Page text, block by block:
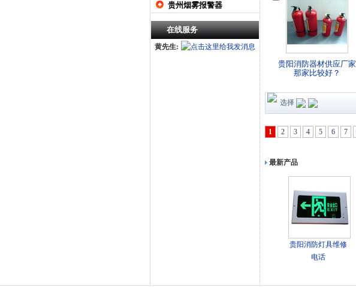
贵州烟雾报警器
在线服务
黄先生:
贵阳消防器材供应厂家
那家比较好？
选择
1 2 3 4 5 6 7
最新产品
贵阳消防灯具维修
电话